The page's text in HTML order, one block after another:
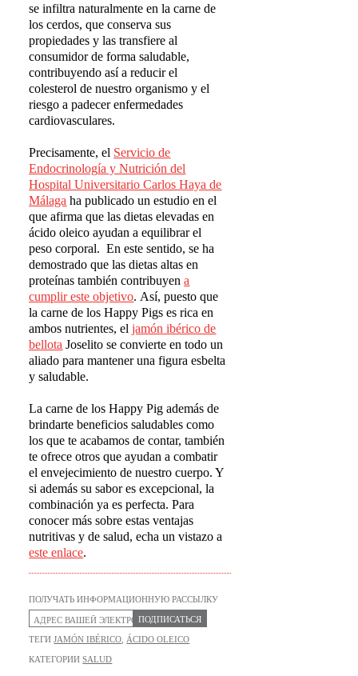
se infiltra naturalmente en la carne de
los cerdos, que conserva sus
propiedades y las transfiere al
consumidor de forma saludable,
contribuyendo así a reducir el
colesterol de nuestro organismo y el
riesgo a padecer enfermedades
cardiovasculares.
Precisamente, el Servicio de
Endocrinología y Nutrición del
Hospital Universitario Carlos Haya de
Málaga ha publicado un estudio en el
que afirma que las dietas elevadas en
ácido oleico ayudan a equilibrar el
peso corporal. En este sentido, se ha
demostrado que las dietas altas en
proteínas también contribuyena
cumplir este objetivo. Así, puesto que
la carne de los Happy Pigs es rica en
ambos nutrientes, eljamón ibérico de
bellota Joselito se convierte en todo un
aliado para mantener una figura esbelta
y saludable.
La carne de los Happy Pig además de
brindarte beneficios saludables como
los que te acabamos de contar, también
te ofrece otros que ayudan a combatir
el envejecimiento de nuestro cuerpo. Y
si además su sabor es excepcional, la
combinación ya es perfecta. Para
conocer más sobre estas ventajas
nutritivas y de salud, echa un vistazo a
este enlace.
ПОЛУЧАТЬ ИНФОРМАЦИОННУЮ РАССЫЛКУ
ПОДПИСАТЬСЯ
ТЕГИJAMÓN IBÉRICO ÁCIDO OLEICO
КАТЕГОРИИSALUD